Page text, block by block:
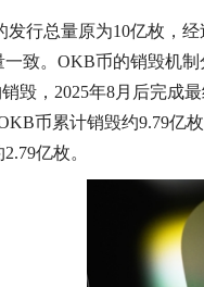
发行总量原为10亿枚，
一致。OKB币的销毁机
毁，2025年8月后完成
币累计销毁约9.79亿
亿枚。